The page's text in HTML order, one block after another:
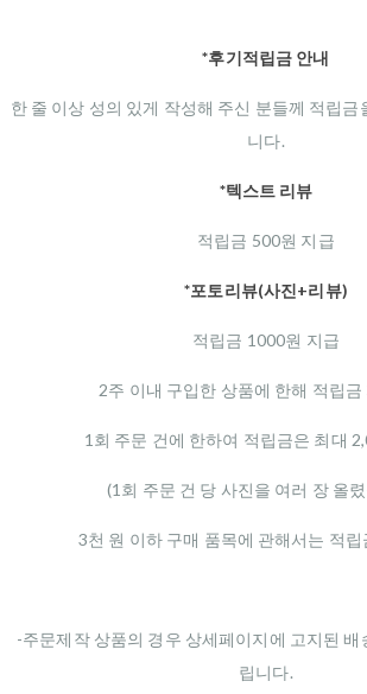
*후기적립금 안내
한 줄 이상 성의 있게 작성해 주신 분들께 적립금
니다.
*텍스트 리뷰
적립금 500원 지급
*포토리뷰(사진+리뷰)
적립금 1000원 지급
2주 이내 구입한 상품에 한해 적립금
1회 주문 건에 한하여 적립금은 최대
(1회 주문 건 당 사진을 여러 장 올
3천 원 이하 구매 품목에 관해서는 적립
-주문제작 상품의 경우 상세페이지에 고지된 배
립니다.